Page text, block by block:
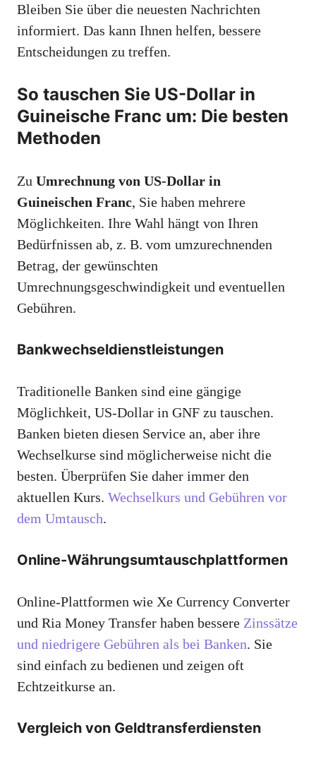
Bleiben Sie über die neuesten Nachrichten
informiert. Das kann Ihnen helfen, bessere
Entscheidungen zu treffen.
So tauschen Sie US-Dollar in
Guineische Franc um: Die besten
Methoden
Zu Umrechnung von US-Dollar in
Guineischen Franc, Sie haben mehrere
Möglichkeiten. Ihre Wahl hängt von Ihren
Bedürfnissen ab, z. B. vom umzurechnenden
Betrag, der gewünschten
Umrechnungsgeschwindigkeit und eventuellen
Gebühren.
Bankwechseldienstleistungen
Traditionelle Banken sind eine gängige
Möglichkeit, US-Dollar in GNF zu tauschen.
Banken bieten diesen Service an, aber ihre
Wechselkurse sind möglicherweise nicht die
besten. Überprüfen Sie daher immer den
aktuellen Kurs. Wechselkurs und Gebühren vor
dem Umtausch.
Online-Währungsumtauschplattformen
Online-Plattformen wie Xe Currency Converter
und Ria Money Transfer haben bessere Zinssätze
und niedrigere Gebühren als bei Banken. Sie
sind einfach zu bedienen und zeigen oft
Echtzeitkurse an.
Vergleich von Geldtransferdiensten